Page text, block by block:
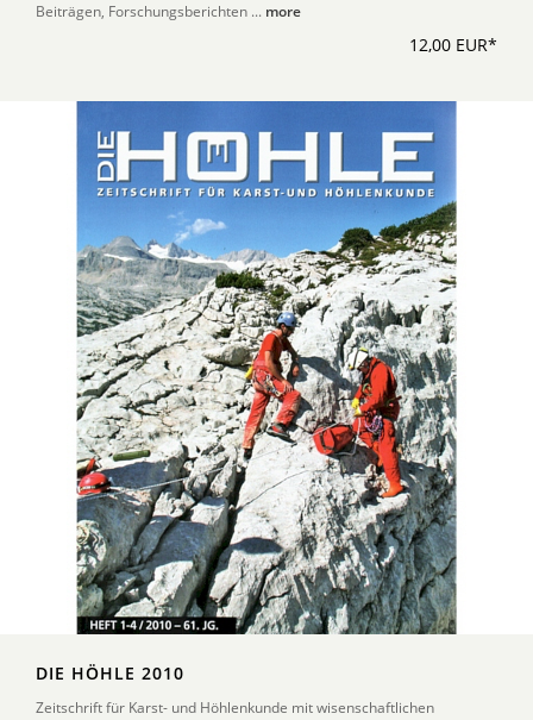
Beiträgen, Forschungsberichten ... more
12,00 EUR*
DIE HÖHLE 2010
Zeitschrift für Karst- und Höhlenkunde mit wisenschaftlichen